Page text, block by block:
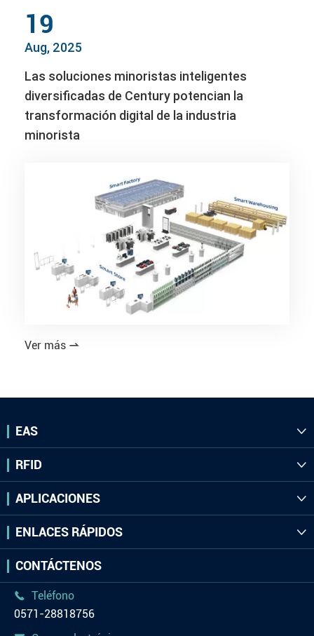
19
Aug, 2025
Las soluciones minoristas inteligentes
diversificadas de Century potencian la
transformación digital de la industria
minorista
Ver más 
EAS 
RFID 
APLICACIONES 
ENLACES RÁPIDOS 
CONTÁCTENOS

Teléfono
0571-28818756